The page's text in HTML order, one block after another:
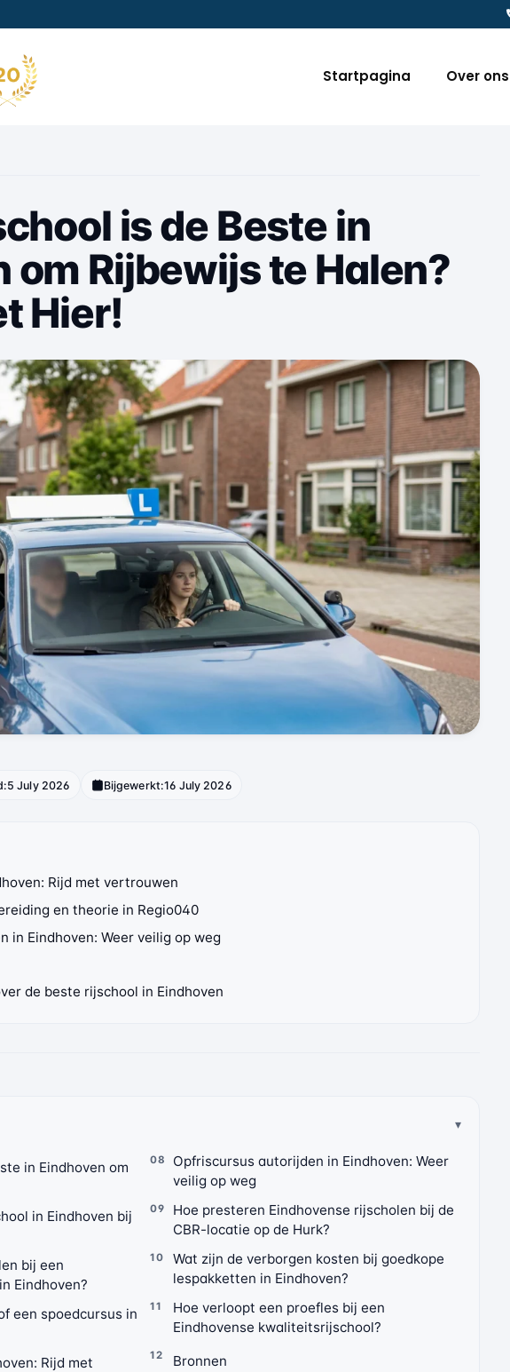
Startpagina Over ons
is de Beste in
om Rijbewijs te Halen?
Hier!
5 July 2026 Bijgewerkt:16 July 2026
Rijd met vertrouwen
en theorie in Regio040
in Eindhoven: Weer veilig op weg
de beste rijschool in Eindhoven
in Eindhoven om
in Eindhoven bij
bij een
Eindhoven?
een spoedcursus in
Rijd met
Opfriscursus autorijden in Eindhoven: Weer
veilig op weg
Hoe presteren Eindhovense rijscholen bij de
CBR-locatie op de Hurk?
Wat zijn de verborgen kosten bij goedkope
lespakketten in Eindhoven?
Hoe verloopt een proefles bij een
Eindhovense kwaliteitsrijschool?
Bronnen